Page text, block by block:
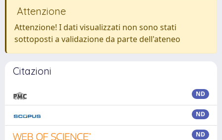
Attenzione
Attenzione! I dati visualizzati non sono stati
sottoposti a validazione da parte dell'ateneo
Citazioni
ND
ND
ND